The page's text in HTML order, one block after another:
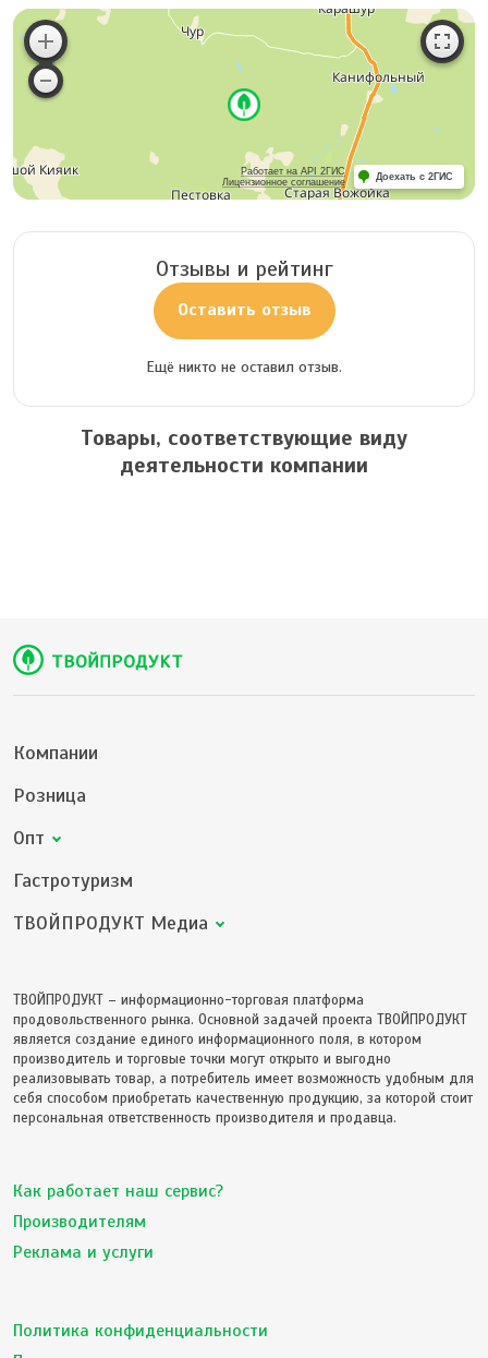
Работает на API 2ГИС
Лицензионное соглашение
Доехать с 2ГИС
Отзывы и рейтинг
Оставить отзыв
Ещё никто не оставил отзыв.
Товары, соответствующие виду
деятельности компании
Компании
Розница
Опт
Гастротуризм
ТВОЙПРОДУКТ Медиа
ТВОЙПРОДУКТ – информационно-торговая платформа
продовольственного рынка. Основной задачей проекта ТВОЙПРОДУКТ
является создание единого информационного поля, в котором
производитель и торговые точки могут открыто и выгодно
реализовывать товар, а потребитель имеет возможность удобным для
себя способом приобретать качественную продукцию, за которой стоит
персональная ответственность производителя и продавца.
Как работает наш сервис?
Производителям
Реклама и услуги
Политика конфиденциальности